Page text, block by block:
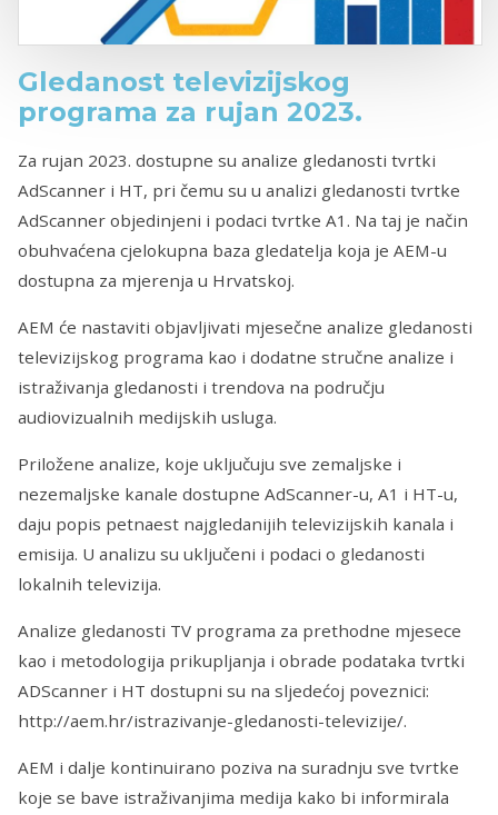
Gledanost televizijskog
programa za rujan 2023.
Za rujan 2023. dostupne su analize gledanosti tvrtki
AdScanner i HT, pri čemu su u analizi gledanosti tvrtke
AdScanner objedinjeni i podaci tvrtke A1. Na taj je način
obuhvaćena cjelokupna baza gledatelja koja je AEM-u
dostupna za mjerenja u Hrvatskoj.
AEM će nastaviti objavljivati mjesečne analize gledanosti
televizijskog programa kao i dodatne stručne analize i
istraživanja gledanosti i trendova na području
audiovizualnih medijskih usluga.
Priložene analize, koje uključuju sve zemaljske i
nezemaljske kanale dostupne AdScanner-u, A1 i HT-u,
daju popis petnaest najgledanijih televizijskih kanala i
emisija. U analizu su uključeni i podaci o gledanosti
lokalnih televizija.
Analize gledanosti TV programa za prethodne mjesece
kao i metodologija prikupljanja i obrade podataka tvrtki
ADScanner i HT dostupni su na sljedećoj poveznici:
http://aem.hr/istrazivanje-gledanosti-televizije/.
AEM i dalje kontinuirano poziva na suradnju sve tvrtke
koje se bave istraživanjima medija kako bi informirala